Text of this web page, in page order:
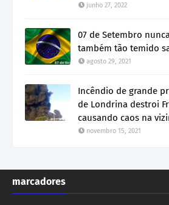
junho 27, 2022
07 de Setembro
também tão temido
agosto 29, 2021
Incêndio de grande
de Londrina destroi
causando caos na
novembro 15, 2021
marcadores